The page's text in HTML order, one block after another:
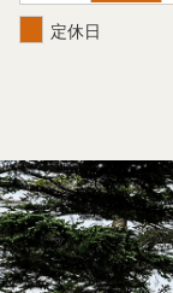
定休日